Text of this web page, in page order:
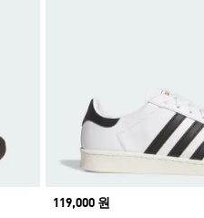
Price
119,000 원